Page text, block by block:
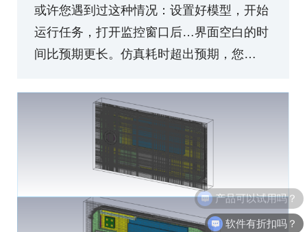
或许您遇到过这种情况：设置好模型，开始
运行任务，打开监控窗口后…界面空白的时
间比预期更长。仿真耗时超出预期，您…
软件有折扣吗？